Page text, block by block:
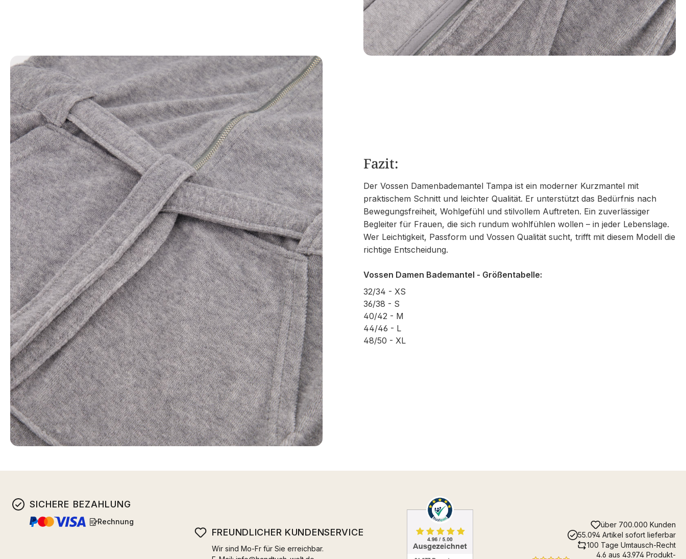
Fazit:
Der Vossen Damenbademantel Tampa ist ein moderner Kurzmantel mit
praktischem Schnitt und leichter Qualität. Er unterstützt das Bedürfnis nach
Bewegungsfreiheit, Wohlgefühl und stilvollem Auftreten. Ein zuverlässiger
Begleiter für Frauen, die sich rundum wohlfühlen wollen – in jeder Lebenslage.
Wer Leichtigkeit, Passform und Vossen Qualität sucht, trifft mit diesem Modell die
richtige Entscheidung.
Vossen Damen Bademantel - Größentabelle:
32/34 - XS
36/38 - S
40/42 - M
44/46 - L
48/50 - XL
SICHERE BEZAHLUNG
Rechnung
FREUNDLICHER KUNDENSERVICE
Wir sind Mo-Fr für Sie erreichbar.
über 700.000 Kunden
55.094 Artikel sofort lieferbar
100 Tage Umtausch-Recht
4.6 aus 43.974 Produkt-